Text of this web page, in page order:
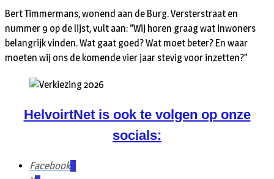
Bert Timmermans, wonend aan de Burg. Versterstraat en
nummer 9 op de lijst, vult aan: “Wij horen graag wat inwoners
belangrijk vinden. Wat gaat goed? Wat moet beter? En waar
moeten wij ons de komende vier jaar stevig voor inzetten?”
HelvoirtNet is ook te volgen op onze
socials:
Facebook